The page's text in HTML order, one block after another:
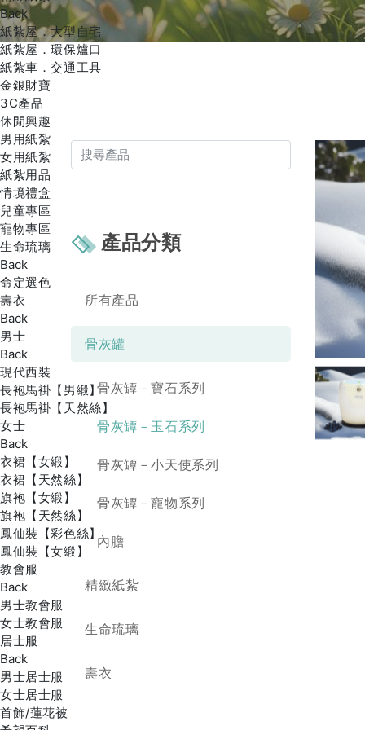
Back
紙紮屋．大型自宅
紙紮屋．環保爐口
紙紮車．交通工具
金銀財寶
3C產品
休閒興趣
男用紙紮
女用紙紮
紙紮用品
情境禮盒
兒童專區
寵物專區
生命琉璃
Back
命定選色
壽衣
Back
男士
Back
現代西裝
長袍馬褂【男緞】
長袍馬褂【天然絲】
女士
Back
衣裙【女緞】
衣裙【天然絲】
旗袍【女緞】
旗袍【天然絲】
鳳仙裝【彩色絲】
鳳仙裝【女緞】
教會服
Back
男士教會服
女士教會服
居士服
Back
男士居士服
女士居士服
首飾/蓮花被
產品分類
所有產品
骨灰罐
骨灰罈－寶石系列
骨灰罈－玉石系列
骨灰罈－小天使系列
骨灰罈－寵物系列
內膽
精緻紙紮
生命琉璃
壽衣